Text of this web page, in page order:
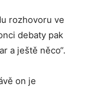
rozhovoru ve
debaty pak
a ještě něco“.
on je